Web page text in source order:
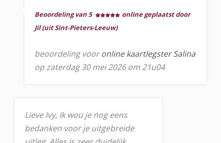
Beoordeling van 5
online geplaatst door
Jil (uit Sint-Pieters-Leeuw)
beoordeling vooronline kaartlegster Salina
op zaterdag 30 mei 2026 om 21u04
Lieve Ivy, Ik wou je nog eens
bedanken voor je uitgebreide